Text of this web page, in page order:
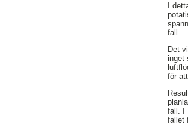
I
fall.
Det
inget
för
fall. I
fallet